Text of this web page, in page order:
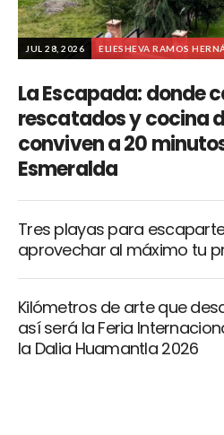
JUL 28, 2026 ELIESHEVA RAMOS
La Escapada: donde
rescatados y cocina
conviven a 20
Esmeralda
Tres playas para
aprovechar al máximo tu
Kilómetros de arte que
así será la Feria
la Dalia Huamantla 2026